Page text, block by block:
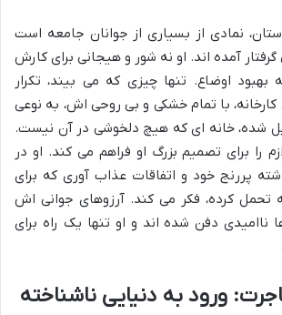
نمادی از بسیاری از جوانان جامعه است
گرفتار آمده اند. او نه شور و هیجانی برای کارش
بهبود اوضاع. تنها چیزی که می بیند، تکرار
با تمام خشکی و بی روحی اش، به نوعی
شده، خانه ای که هیچ دلخوشی در آن نیست.
را برای تصمیم بزرگ او فراهم می کند. او در
پررنج خود و اتفاقات عذاب آوری که برای
تحمل کرده، فکر می کند. آرزوهای جوانی اش
ناامیدی دفن شده اند و او تنها یک راه برای
ورود به دنیایی ناشناخته